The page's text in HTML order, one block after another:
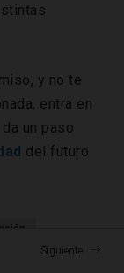
Siguiente
y no te
entra en
da un paso
del futuro